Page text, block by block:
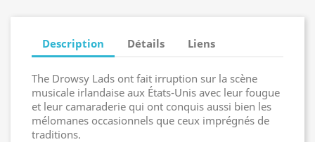
Description Détails Liens
The Drowsy Lads ont fait irruption sur la scène
musicale irlandaise aux États-Unis avec leur fougue
et leur camaraderie qui ont conquis aussi bien les
mélomanes occasionnels que ceux imprégnés de
traditions.